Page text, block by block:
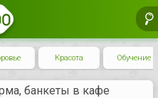
Красота Обучение
банкеты в кафе